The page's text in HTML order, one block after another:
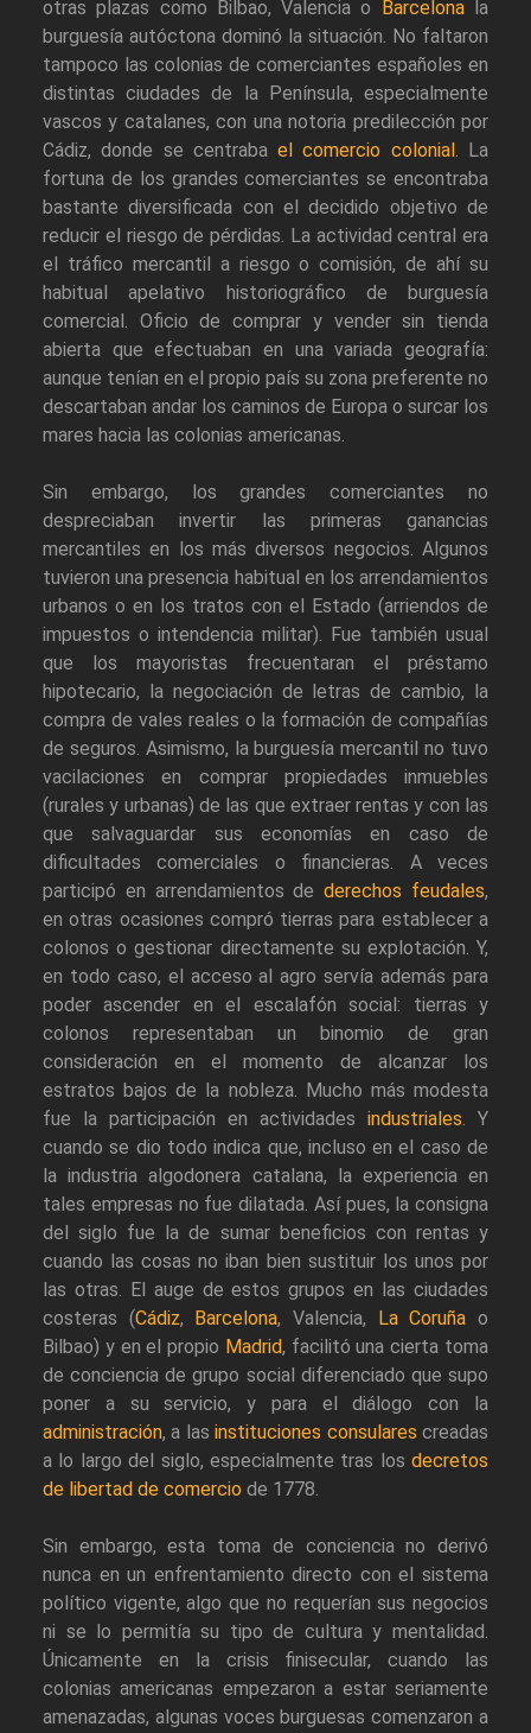
otras plazas como Bilbao, Valencia o Barcelonala
burguesía autóctona dominó la situación. No faltaron
tampoco las colonias de comerciantes españoles en
distintas ciudades de la Península, especialmente
vascos y catalanes, con una notoria predilección por
Cádiz, donde se centrabael comercio colonial . La
fortuna de los grandes comerciantes se encontraba
bastante diversificada con el decidido objetivo de
reducir el riesgo de pérdidas. La actividad central era
el tráfico mercantil a riesgo o comisión, de ahí su
habitual apelativo historiográfico de burguesía
comercial. Oficio de comprar y vender sin tienda
abierta que efectuaban en una variada geografía:
aunque tenían en el propio país su zona preferente no
descartaban andar los caminos de Europa o surcar los
mares hacia las colonias americanas.
Sin embargo, los grandes comerciantes no
despreciaban invertir las primeras ganancias
mercantiles en los más diversos negocios. Algunos
tuvieron una presencia habitual en los arrendamientos
urbanos o en los tratos con el Estado (arriendos de
impuestos o intendencia militar). Fue también usual
que los mayoristas frecuentaran el préstamo
hipotecario, la negociación de letras de cambio, la
compra de vales reales o la formación de compañías
de seguros. Asimismo, la burguesía mercantil no tuvo
vacilaciones en comprar propiedades inmuebles
(rurales y urbanas) de las que extraer rentas y con las
que salvaguardar sus economías en caso de
dificultades comerciales o financieras. A veces
participó en arrendamientos dederechos feudales,
en otras ocasiones compró tierras para establecer a
colonos o gestionar directamente su explotación. Y,
en todo caso, el acceso al agro servía además para
poder ascender en el escalafón social: tierras y
colonos representaban un binomio de gran
consideración en el momento de alcanzar los
estratos bajos de la nobleza. Mucho más modesta
fue la participación en actividades industriales. Y
cuando se dio todo indica que, incluso en el caso de
la industria algodonera catalana, la experiencia en
tales empresas no fue dilatada. Así pues, la consigna
del siglo fue la de sumar beneficios con rentas y
cuando las cosas no iban bien sustituir los unos por
las otras. El auge de estos grupos en las ciudades
costeras (Cádiz, Barcelona, Valencia, La Coruña o
Bilbao) y en el propio Madrid, facilitó una cierta toma
de conciencia de grupo social diferenciado que supo
poner a su servicio, y para el diálogo con la
administración, a lasinstituciones consulares creadas
a lo largo del siglo, especialmente tras los decretos
de libertad de comercio de 1778.
Sin embargo, esta toma de conciencia no derivó
nunca en un enfrentamiento directo con el sistema
político vigente, algo que no requerían sus negocios
ni se lo permitía su tipo de cultura y mentalidad.
Únicamente en la crisis finisecular, cuando las
colonias americanas empezaron a estar seriamente
amenazadas, algunas voces burguesas comenzaron a